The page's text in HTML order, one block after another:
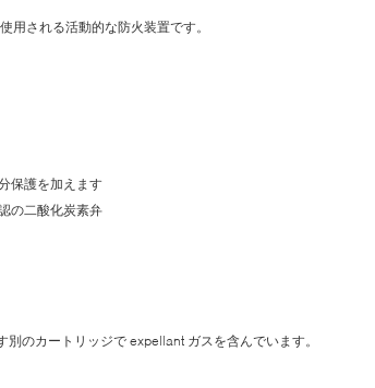
用される活動的な防火装置です。
保護を加えます
の二酸化炭素弁
のカートリッジで expellant ガスを含んでいます。